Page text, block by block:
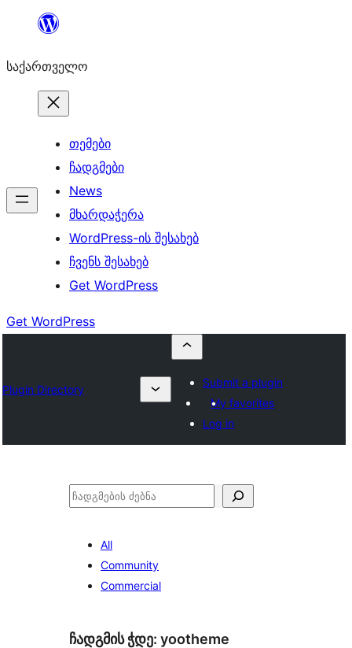
შიგთავსზე
საქართველო
თემები
ჩადგმები
News
მხარდაჭერა
WordPress-ის შესახებ
ჩვენს შესახებ
Get WordPress
Get WordPress
Plugin Directory
Submit a plugin
My favorites
Log in
ძებნა
All
Community
Commercial
ჩადგმის ჭდე: yootheme